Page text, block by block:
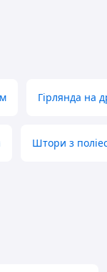
Гірлянда на
Штори з